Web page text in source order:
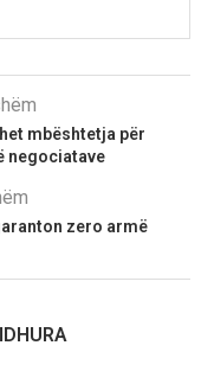
mbështetja për
negociatave
zero armë